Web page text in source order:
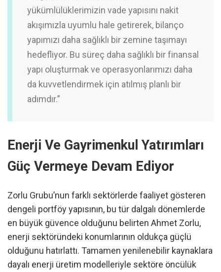
yükümlülüklerimizin vade yapısını nakit
akışımızla uyumlu hale getirerek, bilanço
yapımızı daha sağlıklı bir zemine taşımayı
hedefliyor. Bu süreç daha sağlıklı bir finansal
yapı oluşturmak ve operasyonlarımızı daha
da kuvvetlendirmek için atılmış planlı bir
adımdır.”
Enerji Ve Gayrimenkul Yatırımları
Güç Vermeye Devam Ediyor
Zorlu Grubu’nun farklı sektörlerde faaliyet gösteren
dengeli portföy yapısının, bu tür dalgalı dönemlerde
en büyük güvence olduğunu belirten Ahmet Zorlu,
enerji sektöründeki konumlarının oldukça güçlü
olduğunu hatırlattı. Tamamen yenilenebilir kaynaklara
dayalı enerji üretim modelleriyle sektöre öncülük